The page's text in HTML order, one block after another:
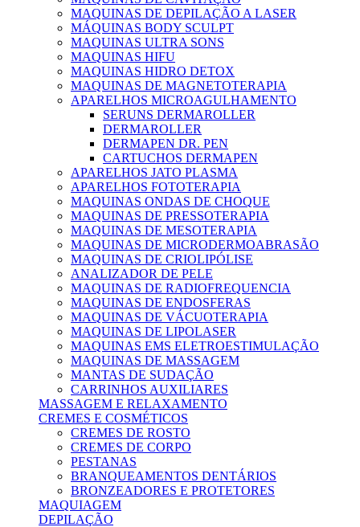
MAQUINAS DE DEPILAÇÃO A LASER
MÁQUINAS BODY SCULPT
MAQUINAS ULTRA SONS
MAQUINAS HIFU
MAQUINAS HIDRO DETOX
MAQUINAS DE MAGNETOTERAPIA
APARELHOS MICROAGULHAMENTO
SERUNS DERMAROLLER
DERMAROLLER
DERMAPEN DR. PEN
CARTUCHOS DERMAPEN
APARELHOS JATO PLASMA
APARELHOS FOTOTERAPIA
MAQUINAS ONDAS DE CHOQUE
MAQUINAS DE PRESSOTERAPIA
MAQUINAS DE MESOTERAPIA
MAQUINAS DE MICRODERMOABRASÃO
MAQUINAS DE CRIOLIPÓLISE
ANALIZADOR DE PELE
MAQUINAS DE RADIOFREQUENCIA
MAQUINAS DE ENDOSFERAS
MAQUINAS DE VÁCUOTERAPIA
MAQUINAS DE LIPOLASER
MAQUINAS EMS ELETROESTIMULAÇÃO
MAQUINAS DE MASSAGEM
MANTAS DE SUDAÇÃO
CARRINHOS AUXILIARES
MASSAGEM E RELAXAMENTO
CREMES E COSMÉTICOS
CREMES DE ROSTO
CREMES DE CORPO
PESTANAS
BRANQUEAMENTOS DENTÁRIOS
BRONZEADORES E PROTETORES
MAQUIAGEM
DEPILAÇÃO